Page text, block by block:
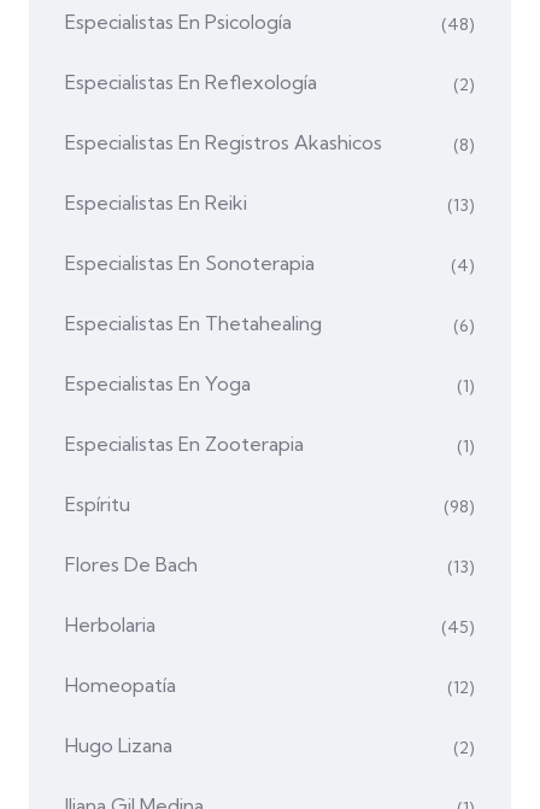
Especialistas En Psicología (48)
Especialistas En Reflexología (2)
Especialistas En Registros Akashicos (8)
Especialistas En Reiki (13)
Especialistas En Sonoterapia (4)
Especialistas En Thetahealing (6)
Especialistas En Yoga (1)
Especialistas En Zooterapia (1)
Espíritu (98)
Flores De Bach (13)
Herbolaria (45)
Homeopatía (12)
Hugo Lizana (2)